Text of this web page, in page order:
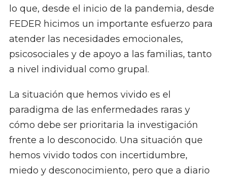
lo que, desde el inicio de la pandemia, desde
FEDER hicimos un importante esfuerzo para
atender las necesidades emocionales,
psicosociales y de apoyo a las familias, tanto
a nivel individual como grupal.
La situación que hemos vivido es el
paradigma de las enfermedades raras y
cómo debe ser prioritaria la investigación
frente a lo desconocido. Una situación que
hemos vivido todos con incertidumbre,
miedo y desconocimiento, pero que a diario